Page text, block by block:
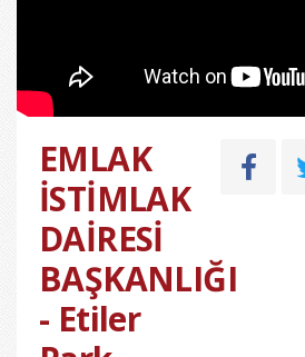
EMLAK
İSTİMLAK
DAİRESİ
BAŞKANLIĞI
- Etiler